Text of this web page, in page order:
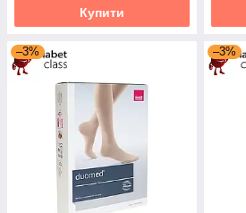
Купити
–3% –3%